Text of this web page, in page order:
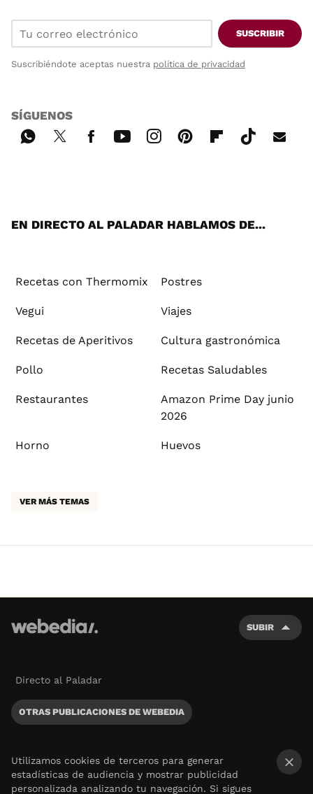
SUSCRIBIR
Suscribiéndote aceptas nuestra política de privacidad
SÍGUENOS
EN DIRECTO AL PALADAR HABLAMOS DE...
Recetas con Thermomix Postres
Vegui Viajes
Recetas de Aperitivos Cultura gastronómica
Pollo Recetas Saludables
Restaurantes
Amazon Prime Day junio
2026
Horno Huevos
VER MÁS TEMAS
SUBIR
Directo al Paladar
OTRAS PUBLICACIONES DE WEBEDIA
Utilizamos cookies de terceros para generar
estadísticas de audiencia y mostrar publicidad
personalizada analizando tu navegación. Si sigues